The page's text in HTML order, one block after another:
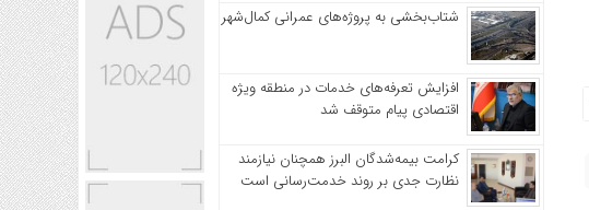
شتاب‌بخشی به پروژه‌های عمرانی کمال‌شهر
افزایش تعرفه‌های خدمات در منطقه ویژه
اقتصادی پیام متوقف شد
کرامت بیمه‌شدگان البرز همچنان نیازمند
نظارت جدی بر روند خدمت‌رسانی است